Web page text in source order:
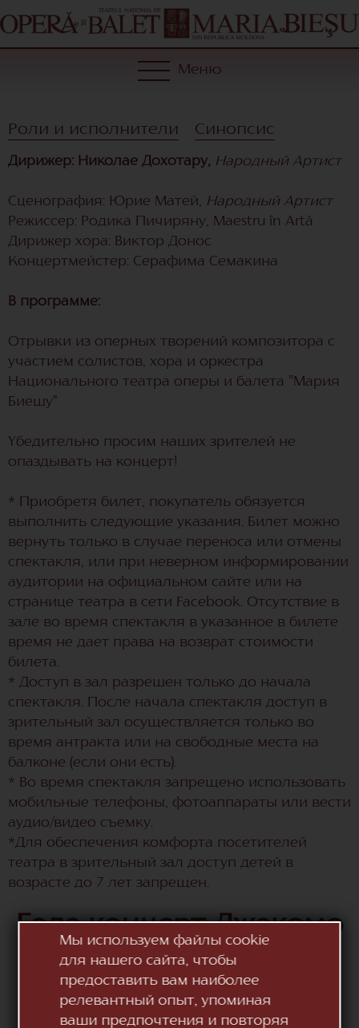
Мы используем файлы cookie
для нашего сайта, чтобы
предоставить вам наиболее
релевантный опыт, упоминая
ваши предпочтения и повторяя
Меню
Роли и исполнители Синопсис
Дирижер: Николае Дохотару, Народный Артист
Сценография: Юрие Матей, Народный Артист
Режиссер: Родика Пичиряну, Maestru în Artă
Дирижер хора: Виктор Донос
Концертмейстер: Серафима Семакина
В программе:
Отрывки из оперных творений композитора с
участием солистов, хора и оркестра
Национального театра оперы и балета ”Мария
Биешу"
Убедительно просим наших зрителей не
опаздывать на концерт!
* Приобретя билет, покупатель обязуется
выполнить следующие указания. Билет можно
вернуть только в случае переноса или отмены
спектакля, или при неверном информировании
аудитории на официальном сайте или на
странице театра в сети Facebook. Отсутствие в
зале во время спектакля в указанное в билете
время не дает права на возврат стоимости
билета.
* Доступ в зал разрешен только до начала
спектакля. После начала спектакля доступ в
зрительный зал осуществляется только во
время антракта или на свободные места на
балконе (если они есть).
* Во время спектакля запрещено использовать
мобильные телефоны, фотоаппараты или вести
аудио/видео съемку.
*Для обеспечения комфорта посетителей
театра в зрительный зал доступ детей в
возрасте до 7 лет запрещен.
Гала концерт Джакомо
Пуччини